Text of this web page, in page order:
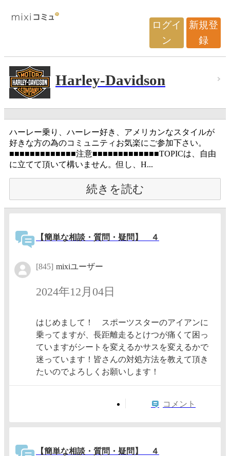
ログイ
ン
新規登
録
Harley-Davidson
ハーレー乗り、ハーレー好き、アメリカンなスタイルが
好きな方の為のコミュニティお気楽にご参加下さい。
■■■■■■■■■■■■■注意■■■■■■■■■■■■■TOPICは、自由
に立てて頂いて構いません。但し、H...
続きを読む
【簡単な相談・質問・疑問】 ４
[845] mixiユーザー
2024年12月04日
はじめまして！ スポーツスターのアイアンに
乗ってますが、長距離走るとけつが痛くて困っ
ていますがシートを変えるかサスを変えるかで
迷っています！皆さんの対処方法を教えて頂き
たいのでよろしくお願いします！
コメント
【簡単な相談・質問・疑問】 ４